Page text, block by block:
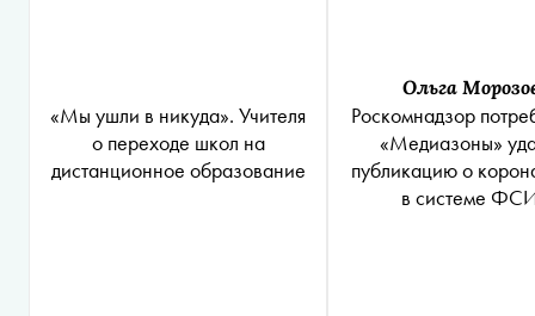
«Мы ушли в никуда». Учителя
о переходе школ на
дистанционное образование
Ольга
Роскомнадзор
«Медиазоны»
публикацию о
в системе